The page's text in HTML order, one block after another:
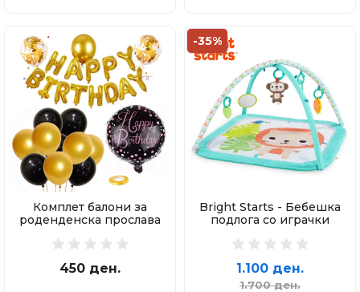
Комплет балони за
роденденска прослава
450 ден.
-35%
Bright Starts - Бебешка
подлога со играчки
1.100 ден.
1.700 ден.